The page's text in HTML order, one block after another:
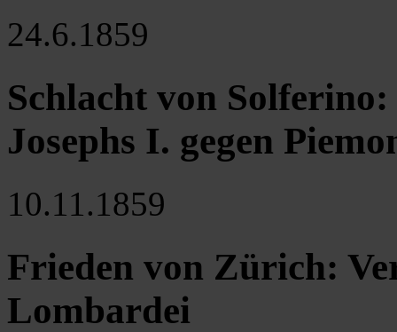
24.6.1859
Schlacht von
Josephs I. gegen
10.11.1859
Frieden von Zürich:
Lombardei